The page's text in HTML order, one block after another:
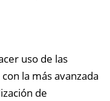
uso de las
la más avanzada
de